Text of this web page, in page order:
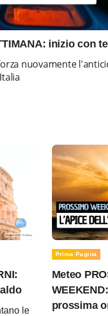
inizio con
nuovamente
le
Prima Pagina
Meteo
prossima